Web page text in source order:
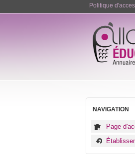
Politique
NAVIGATION
Page